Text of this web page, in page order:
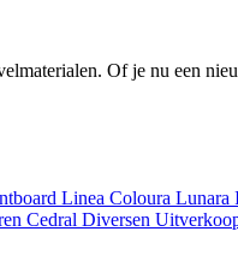
Of je nu een
Linea Coloura Lunara
Cedral Diversen